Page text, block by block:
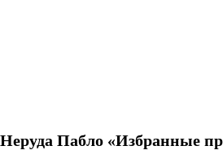
Неруда Пабло «Избранные